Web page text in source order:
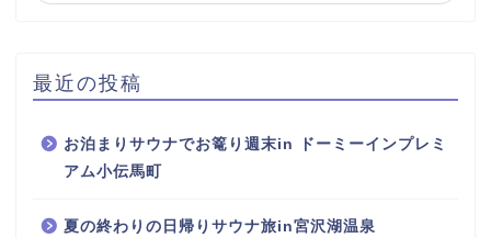
最近の投稿
お泊まりサウナでお篭り週末in ドーミーインプレミ
アム小伝馬町
夏の終わりの日帰りサウナ旅in宮沢湖温泉